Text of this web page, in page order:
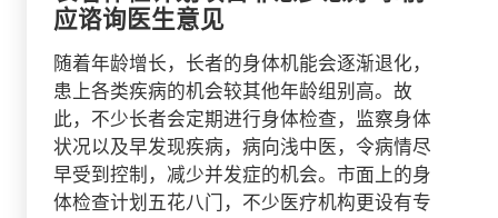
应谘询医生意见
随着年龄增长，长者的身体机能会逐渐退化，
患上各类疾病的机会较其他年龄组别高。故
此，不少长者会定期进行身体检查，监察身体
状况以及早发现疾病，病向浅中医，令病情尽
早受到控制，减少并发症的机会。市面上的身
体检查计划五花八门，不少医疗机构更设有专